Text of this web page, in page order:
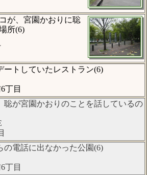
が、宮園かおりに聡
所(6)
ートしていたレストラン(6)
丁目
聡が宮園かおりのことを話しているの
の電話に出なかった公園(6)
丁目